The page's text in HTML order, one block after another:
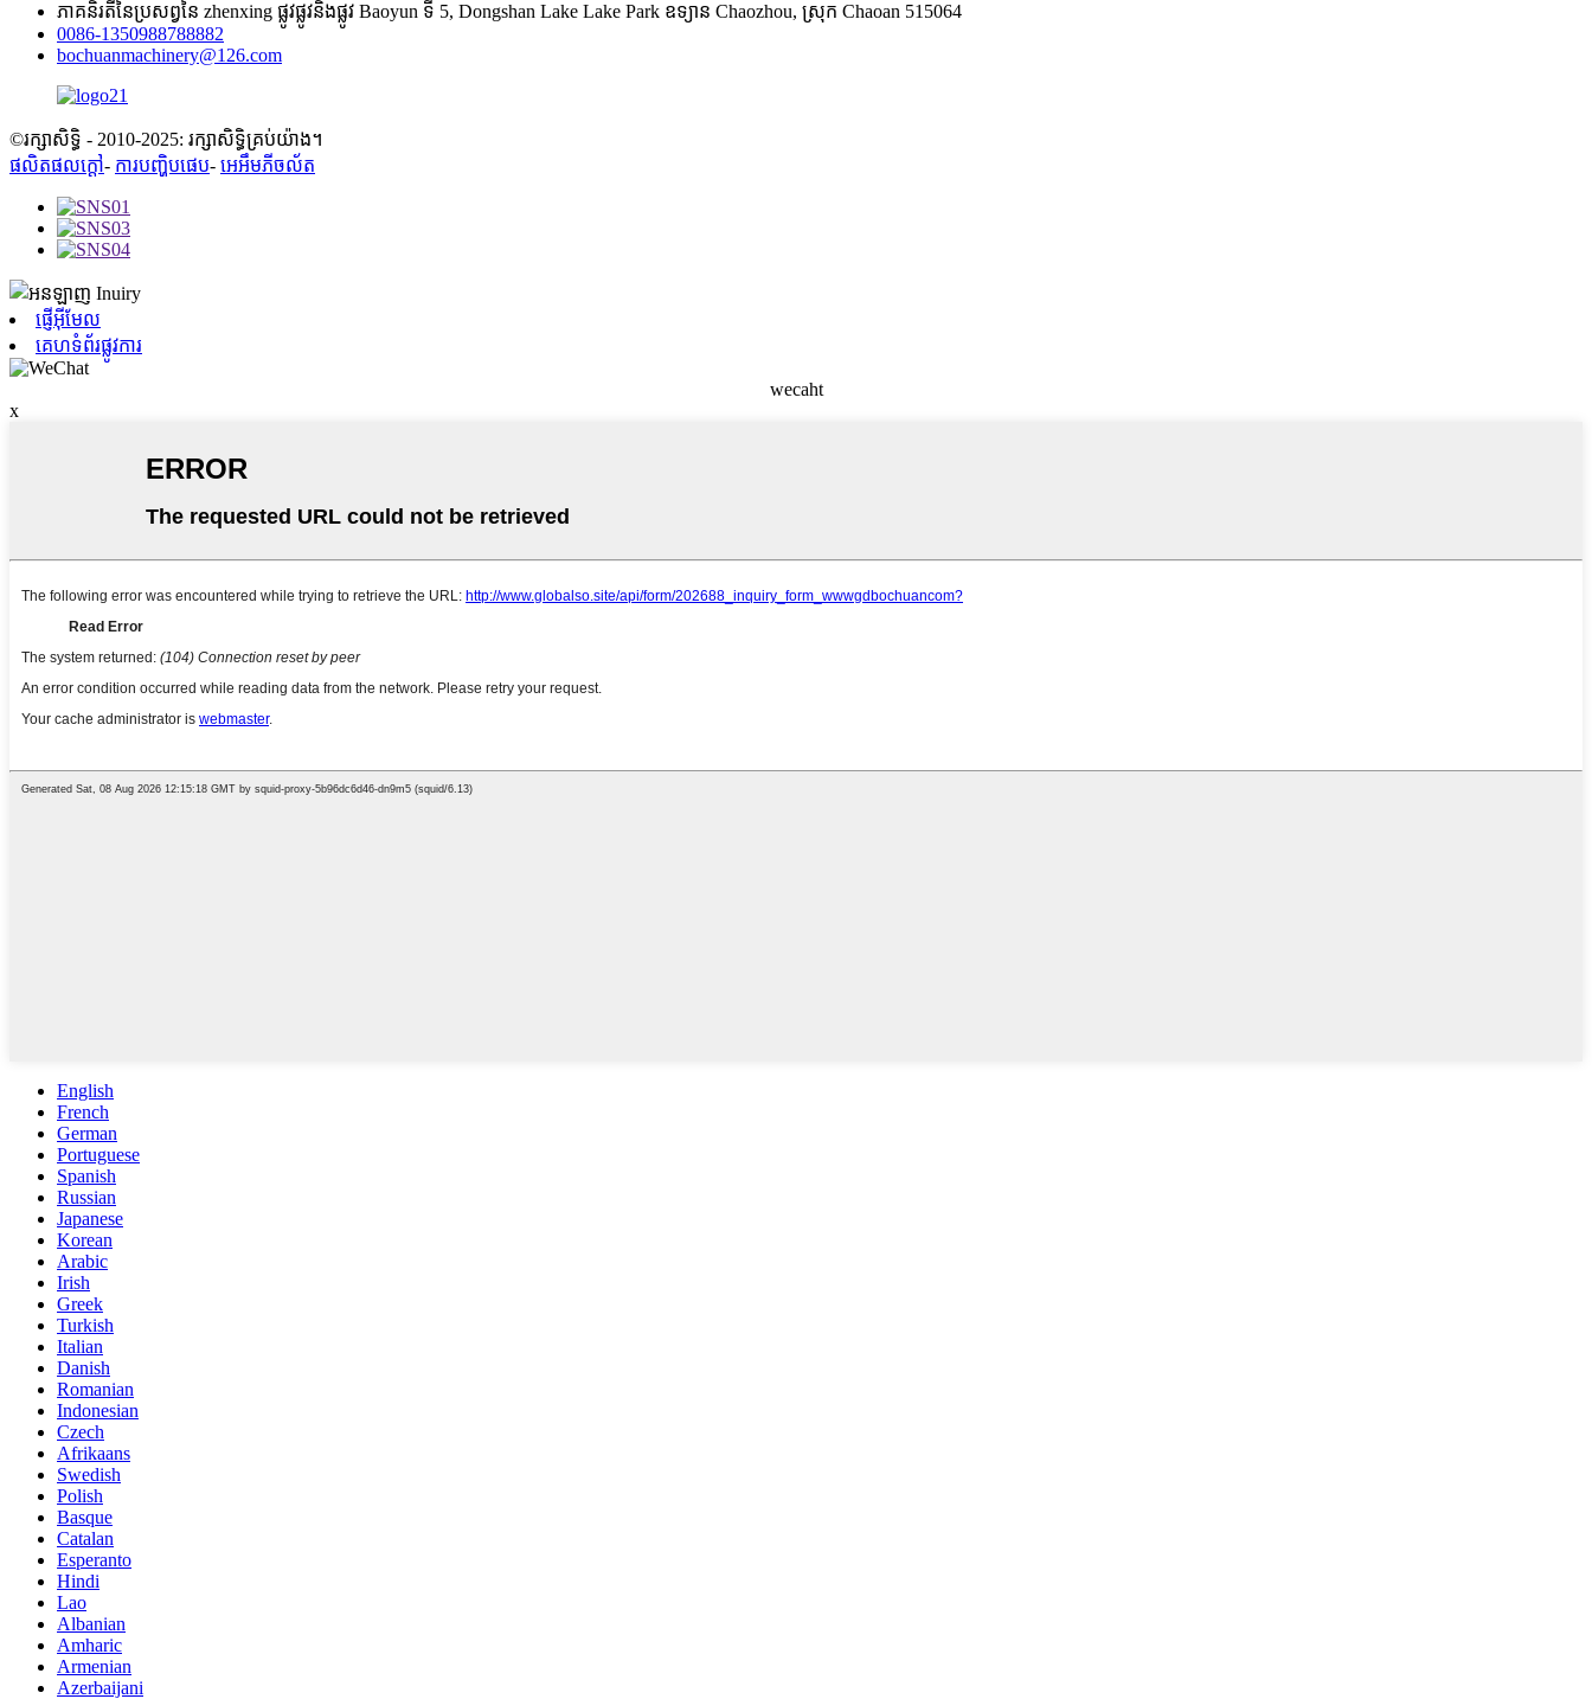
ភាគនិរតីនៃប្រសព្វនៃ zhenxing ផ្លូវផ្លូវនិងផ្លូវ Baoyun ទី 5, Dongshan Lake Lake Park ឧទ្យាន Chaozhou, ស្រុក Chaoan 515064
0086-1350988788882
bochuanmachinery@126.com
©រក្សាសិទ្ធិ - 2010-2025: រក្សាសិទ្ធិគ្រប់យ៉ាង។
ផលិតផលក្តៅ- ការបញ្ហិបផេប- អេអឹមភីចល័ត
ផ្ញើអ៊ីមែល
គេហទំព័រផ្លូវការ
wecaht
x
English
French
German
Portuguese
Spanish
Russian
Japanese
Korean
Arabic
Irish
Greek
Turkish
Italian
Danish
Romanian
Indonesian
Czech
Afrikaans
Swedish
Polish
Basque
Catalan
Esperanto
Hindi
Lao
Albanian
Amharic
Armenian
Azerbaijani